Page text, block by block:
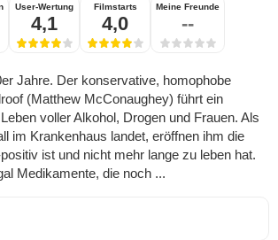
User-Wertung
4,1
Filmstarts
4,0
Meine Freunde
--
Jahre. Der konservative, homophobe
(Matthew McConaughey) führt ein
voller Alkohol, Drogen und Frauen. Als
im Krankenhaus landet, eröffnen ihm die
ist und nicht mehr lange zu leben hat.
Medikamente, die noch ...